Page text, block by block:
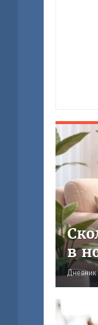
в
Дневник